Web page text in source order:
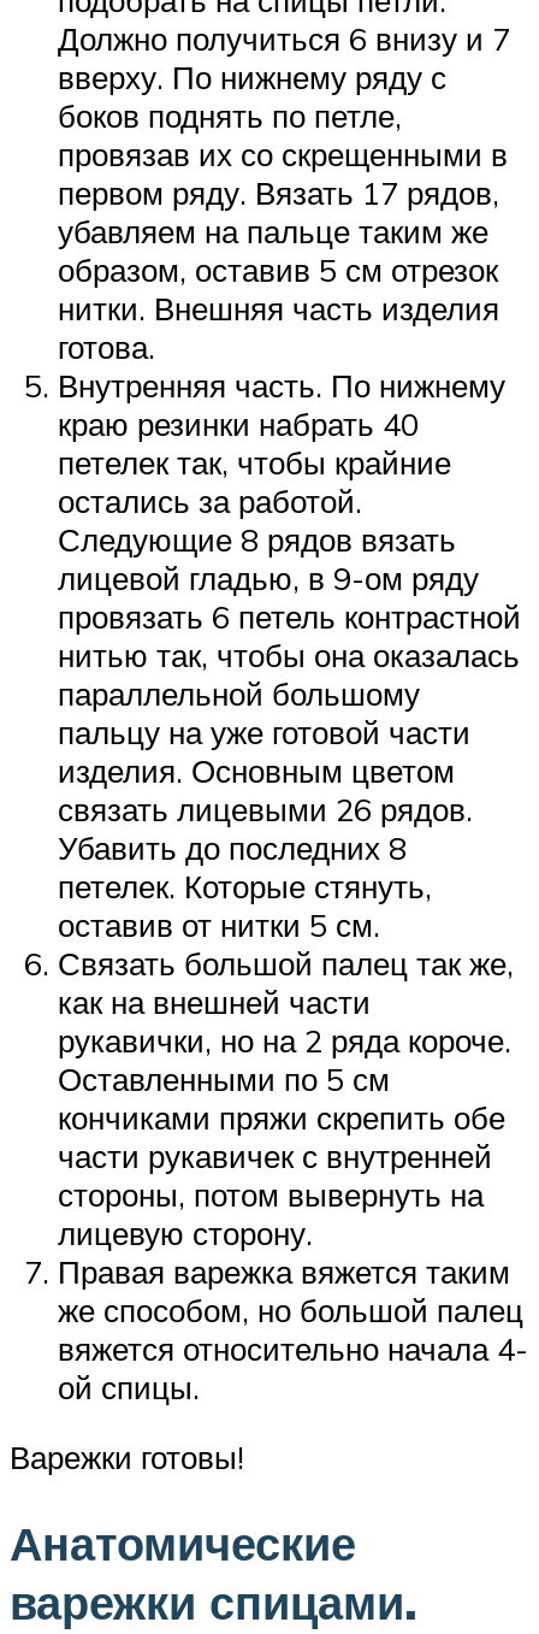
Должно получиться 6 внизу и 7
вверху. По нижнему ряду с
боков поднять по петле,
провязав их со скрещенными в
первом ряду. Вязать 17 рядов,
убавляем на пальце таким же
образом, оставив 5 см отрезок
нитки. Внешняя часть изделия
готова.
Внутренняя часть. По нижнему
краю резинки набрать 40
петелек так, чтобы крайние
остались за работой.
Следующие 8 рядов вязать
лицевой гладью, в 9-ом ряду
провязать 6 петель контрастной
нитью так, чтобы она оказалась
параллельной большому
пальцу на уже готовой части
изделия. Основным цветом
связать лицевыми 26 рядов.
Убавить до последних 8
петелек. Которые стянуть,
оставив от нитки 5 см.
Связать большой палец так же,
как на внешней части
рукавички, но на 2 ряда короче.
Оставленными по 5 см
кончиками пряжи скрепить обе
части рукавичек с внутренней
стороны, потом вывернуть на
лицевую сторону.
Правая варежка вяжется таким
же способом, но большой палец
вяжется относительно начала 4-
ой спицы.
Варежки готовы!
Анатомические
варежки спицами.